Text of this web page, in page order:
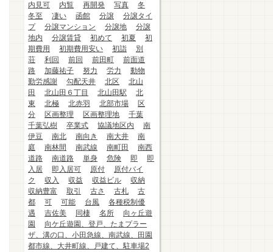
内見可
内覧 再開発 写真
冬
冬至
凄い 函館 分譲
分譲タイ
プ
分譲マンション 分譲地
分譲
地内
分譲賃貸 初めて 初夏
初
期費用
初期費用安い 初詣
別
荘
利回 前回 前田町
前面道
路
加藤祐子 努力 労力
動物
勤労感謝
勾配天井 北区
北山
田
北山田６丁目 北山田駅
北
東
北極 北赤羽 北部市場
区
分
区画整理 区画整理地
千葉
千葉弘樹
卒業式 協議地区内
南
伊豆
南北 南向き 南大井
南
庭
南林間 南武線 南町田
南西
道路
南道路 単身 危険 即
即
入居
即入居可 原付
原付バイ
ク
収入 収益 収益ビル
収納
収納豊富
取引 古さ 古札
古
都
可 可能 台風
各種税制優
遇
吉佐美 同棲 名所
向ヶ丘遊
園
向ケ丘遊園、登戸、たまプラー
ザ、溝の口、小田急線、南武線、田園
都市線、大井町線、戸建て、駐車場2